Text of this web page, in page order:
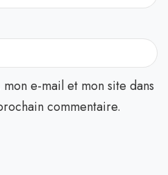
e-mail et mon site dans
commentaire.